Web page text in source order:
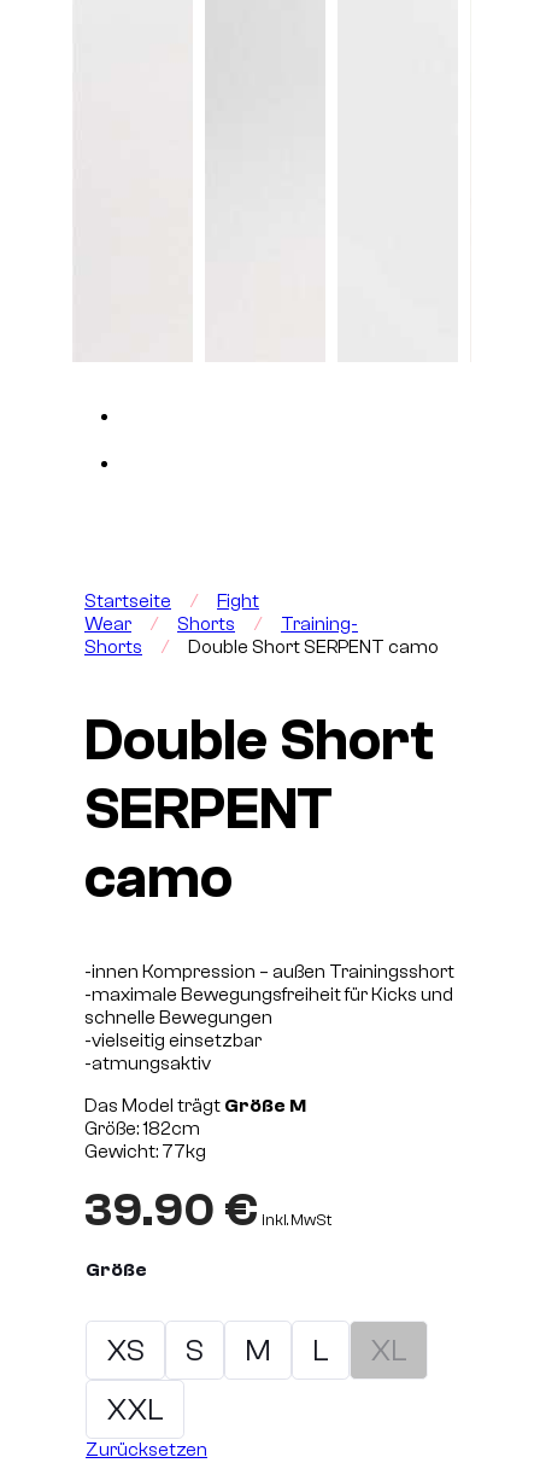
Startseite /
Fight
Wear
/ Shorts /
Training-
Shorts
/ Double Short SERPENT camo
Double Short
SERPENT
camo
-innen Kompression – außen Trainingsshort
-maximale Bewegungsfreiheit für Kicks und
schnelle Bewegungen
-vielseitig einsetzbar
-atmungsaktiv
Das Model trägt Größe M
Größe: 182cm
Gewicht: 77kg
39.90 € inkl. MwSt
Größe
XS S M L
XL
XXL
Zurücksetzen